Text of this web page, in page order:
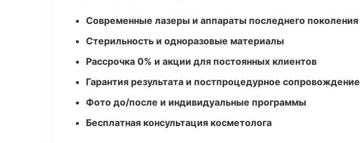
Современные лазеры и аппараты последнего поколения
Стерильность и одноразовые материалы
Рассрочка 0% и акции для постоянных клиентов
Гарантия результата и постпроцедурное сопровождение
Фото до/после и индивидуальные программы
Бесплатная консультация косметолога